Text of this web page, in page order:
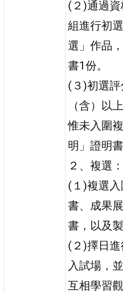
(２)通過
組進行初
選」作品
書1份。
(３)初選
（含）以
惟未入圍
明」證明書
２、複選：
(１)複選
書、成果
書，以及
(２)擇日
入試場，
互相學習觀